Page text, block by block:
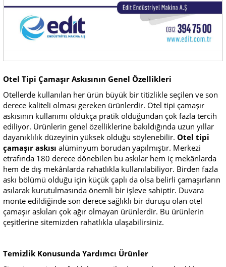
Otel Tipi Çamaşır Askısının Genel Özellikleri
Otellerde kullanılan her ürün büyük bir titizlikle seçilen ve son
derece kaliteli olması gereken ürünlerdir. Otel tipi çamaşır
askısının kullanımı oldukça pratik olduğundan çok fazla tercih
ediliyor. Ürünlerin genel özelliklerine bakıldığında uzun yıllar
dayanıklılık düzeyinin yüksek olduğu söylenebilir. Otel tipi
çamaşır askısı alüminyum borudan yapılmıştır. Merkezi
etrafında 180 derece dönebilen bu askılar hem iç mekânlarda
hem de dış mekânlarda rahatlıkla kullanılabiliyor. Birden fazla
askı bölümü olduğu için küçük çaplı da olsa belirli çamaşırların
asılarak kurutulmasında önemli bir işleve sahiptir. Duvara
monte edildiğinde son derece sağlıklı bir duruşu olan otel
çamaşır askıları çok ağır olmayan ürünlerdir. Bu ürünlerin
çeşitlerine sitemizden rahatlıkla ulaşabilirsiniz.
Temizlik Konusunda Yardımcı Ürünler